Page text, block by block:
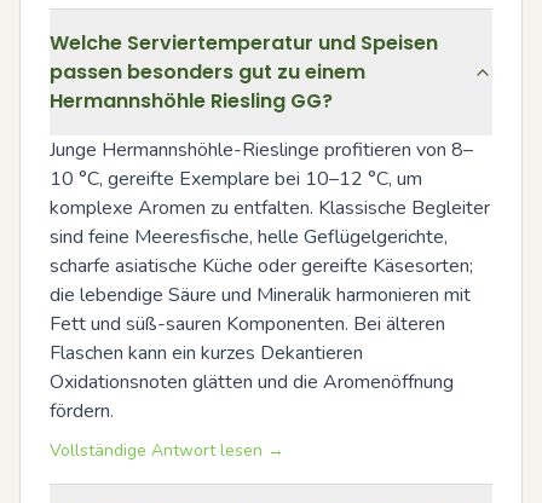
Welche Serviertemperatur und Speisen
passen besonders gut zu einem
Hermannshöhle Riesling GG?
Junge Hermannshöhle-Rieslinge profitieren von 8–
10 °C, gereifte Exemplare bei 10–12 °C, um
komplexe Aromen zu entfalten. Klassische Begleiter
sind feine Meeresfische, helle Geflügelgerichte,
scharfe asiatische Küche oder gereifte Käsesorten;
die lebendige Säure und Mineralik harmonieren mit
Fett und süß-sauren Komponenten. Bei älteren
Flaschen kann ein kurzes Dekantieren
Oxidationsnoten glätten und die Aromenöffnung
fördern.
Vollständige Antwort lesen →